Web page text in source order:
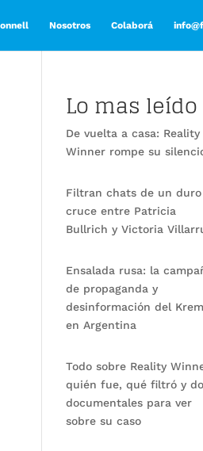
Nosotros Colaborá
Lo mas leído
De vuelta a casa: Reality
Winner rompe su
Filtran chats de un duro
cruce entre Patricia
Bullrich y Victoria
Ensalada rusa: la
de propaganda y
desinformación del
en Argentina
Todo sobre Reality
quién fue, qué filtró y
documentales para ver
sobre su caso